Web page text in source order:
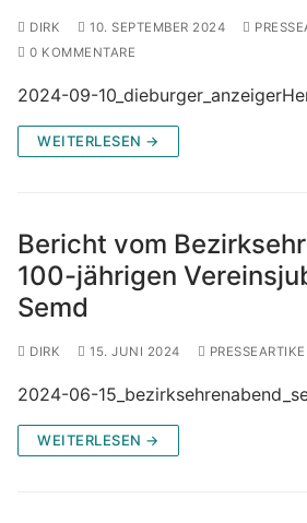
DIRK 10. SEPTEMBER 2024
0 KOMMENTARE
2024-09-
WEITERLESEN →
Bericht vom
100-jährigen
Semd
DIRK 15. JUNI 2024
2024-06-
WEITERLESEN →